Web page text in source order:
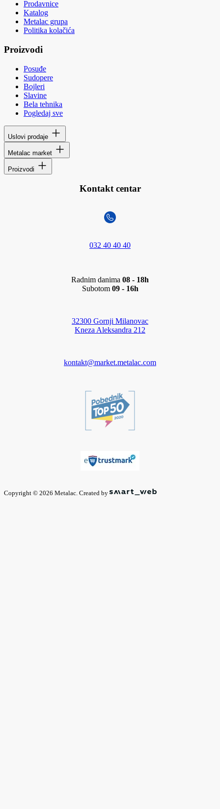
Prodavnice
Katalog
Metalac grupa
Politika kolačića
Proizvodi
Posuđe
Sudopere
Bojleri
Slavine
Bela tehnika
Pogledaj sve
Uslovi prodaje
Metalac market
Proizvodi
Kontakt centar
032 40 40 40
Radnim danima 08 - 18h
Subotom 09 - 16h
32300 Gornji Milanovac
Kneza Aleksandra 212
kontakt@market.metalac.com
Copyright © 2026 Metalac. Created by